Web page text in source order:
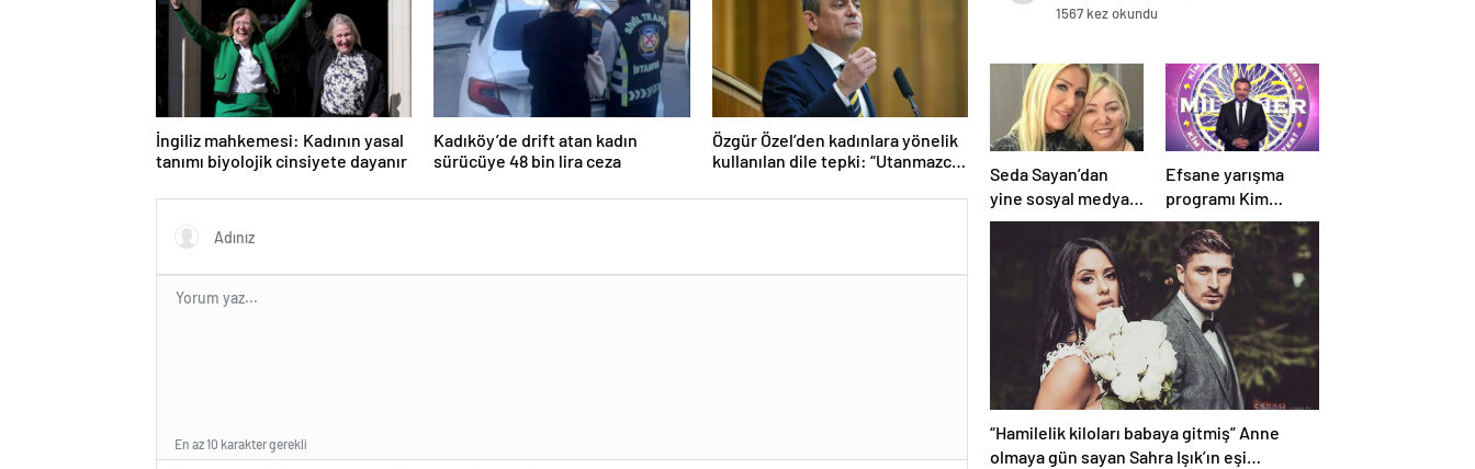
İngiliz mahkemesi: Kadının yasal
tanımı biyolojik cinsiyete dayanır
Kadıköy’de drift atan kadın
sürücüye 48 bin lira ceza
Özgür Özel’den kadınlara yönelik
kullanılan dile tepki: “Utanmazca
En az 10 karakter gerekli
1567 kez okundu
Seda Sayan’dan
yine sosyal medyayı
sallayan sözler!
Annesi ve ablası
meğer…
Efsane yarışma
programı Kim
Milyoner Olmak
İster? 4 Mayıs Pazar
akşamı atv
ekranlarında!
“Hamilelik kiloları babaya gitmiş” Anne
olmaya gün sayan Sahra Işık’ın eşi